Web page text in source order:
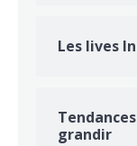
Les lives
grandir